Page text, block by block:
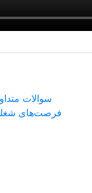
سوالات
فرصت‌های